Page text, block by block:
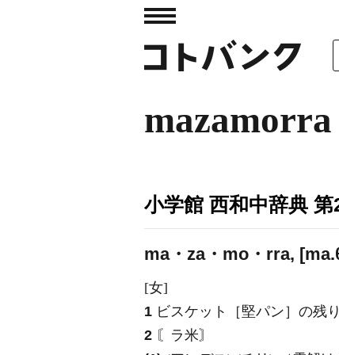
mazamorra
小学館 西和中辞典 第
ma・za・mo・rra,
[女]
1 ビスケット［堅パン］の残
2 〘ラ米〙